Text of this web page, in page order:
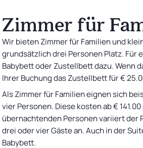
Einzelzimmer
ab 69 €
Schlafen mit Musik
10 % Rabatt auf den
Schlafen mit Musik:
Dreivierteltakt
Zimmer für
Wir bieten Zimmer für Familien und
grundsätzlich drei Personen Platz. Für
Babybett oder Zustellbett dazu. Wenn
Ihrer Buchung das Zustellbett für €
Als Zimmer für Familien eignen sich
vier Personen. Diese kosten ab €
übernachtenden Personen variiert der
drei oder vier Gäste an. Auch in der
Babybett.